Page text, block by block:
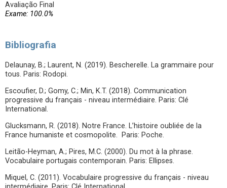
Avaliação Final
Exame: 100.0%
Bibliografia
Delaunay, B.; Laurent, N. (2019). Bescherelle. La grammaire pour
tous. Paris: Rodopi.
Escoufier, D.; Gomy, C.; Min, K.T. (2018). Communication
progressive du français - niveau intermédiaire. Paris: Clé
International.
Glucksmann, R. (2018). Notre France. L’histoire oubliée de la
France humaniste et cosmopolite. Paris: Poche.
Leitão-Heyman, A.; Pires, M.C. (2000). Du mot à la phrase.
Vocabulaire portugais contemporain. Paris: Ellipses.
Miquel, C. (2011). Vocabulaire progressive du français - niveau